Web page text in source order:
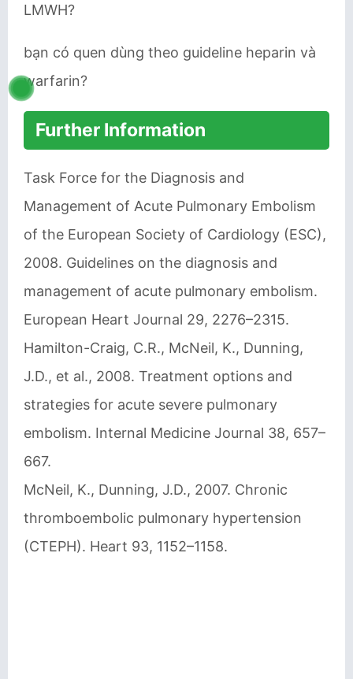
LMWH?
bạn có quen dùng theo guideline heparin và
warfarin?
Further Information
Task Force for the Diagnosis and
Management of Acute Pulmonary Embolism
of the European Society of Cardiology (ESC),
2008. Guidelines on the diagnosis and
management of acute pulmonary embolism.
European Heart Journal 29, 2276–2315.
Hamilton-Craig, C.R., McNeil, K., Dunning,
J.D., et al., 2008. Treatment options and
strategies for acute severe pulmonary
embolism. Internal Medicine Journal 38, 657–
667.
McNeil, K., Dunning, J.D., 2007. Chronic
thromboembolic pulmonary hypertension
(CTEPH). Heart 93, 1152–1158.